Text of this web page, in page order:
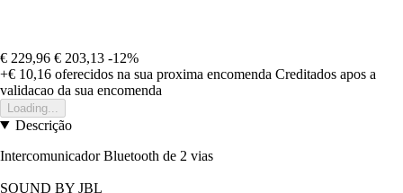
€ 229,96 € 203,13 -12%
+€ 10,16 oferecidos na sua proxima encomenda Creditados apos a
validacao da sua encomenda
Loading...
Descrição
Intercomunicador Bluetooth de 2 vias
SOUND BY JBL